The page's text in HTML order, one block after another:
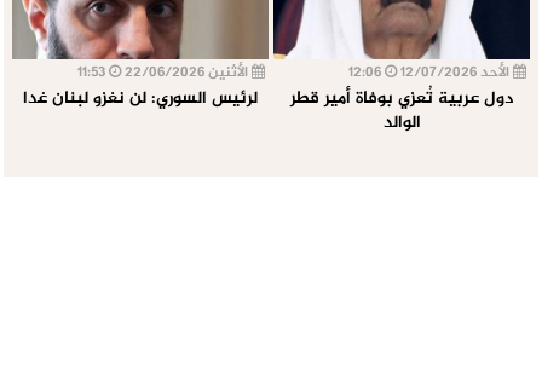
الأحد 12/07/2026
دول عربية تُعزي بوفاة أمير قطر
الوالد
الأثنين 22/06/2026
لرئيس السوري: لن نغزو لبنان غدا